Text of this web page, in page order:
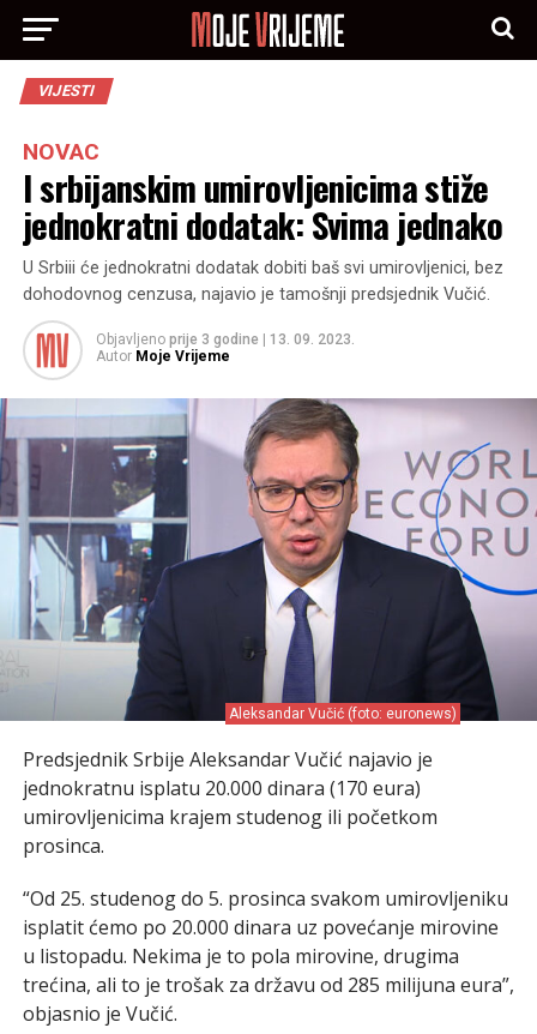
VIJESTI
NOVAC
I srbijanskim umirovljenicima stiže
jednokratni dodatak: Svima jednako
U Srbiii će jednokratni dodatak dobiti baš svi umirovljenici, bez
dohodovnog cenzusa, najavio je tamošnji predsjednik Vučić.
Objavljeno prije 3 godine
13. 09. 2023.
Autor Moje Vrijeme
Aleksandar Vučić (foto: euronews)
Predsjednik Srbije Aleksandar Vučić najavio je
jednokratnu isplatu 20.000 dinara (170 eura)
umirovljenicima krajem studenog ili početkom
prosinca.
“Od 25. studenog do 5. prosinca svakom umirovljeniku
isplatit ćemo po 20.000 dinara uz povećanje mirovine
u listopadu. Nekima je to pola mirovine, drugima
trećina, ali to je trošak za državu od 285 milijuna eura”,
objasnio je Vučić.